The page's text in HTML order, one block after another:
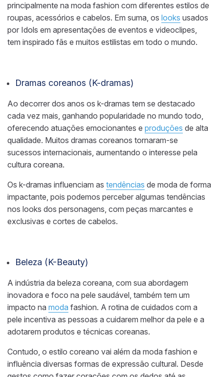
principalmente na moda fashion com diferentes estilos de
roupas, acessórios e cabelos. Em suma, os looks usados
por Idols em apresentações de eventos e videoclipes,
tem inspirado fãs e muitos estilistas em todo o mundo.
Dramas coreanos (K-dramas)
Ao decorrer dos anos os k-dramas tem se destacado
cada vez mais, ganhando popularidade no mundo todo,
oferecendo atuações emocionantes e produções de alta
qualidade. Muitos dramas coreanos tornaram-se
sucessos internacionais, aumentando o interesse pela
cultura coreana.
Os k-dramas influenciam as tendências de moda de forma
impactante, pois podemos perceber algumas tendências
nos looks dos personagens, com peças marcantes e
exclusivas e cortes de cabelos.
Beleza (K-Beauty)
A indústria da beleza coreana, com sua abordagem
inovadora e foco na pele saudável, também tem um
impacto na moda fashion. A rotina de cuidados com a
pele incentiva as pessoas a cuidarem melhor da pele e a
adotarem produtos e técnicas coreanas.
Contudo, o estilo coreano vai além da moda fashion e
influência diversas formas de expressão cultural. Desde